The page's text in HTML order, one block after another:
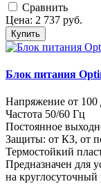
Cравнить
Цена: 2 737 руб.
Купить
Блок питания
Напряжение от 100
Частота 50/60 Гц
Постоянное
Защиты: от КЗ, от
Термостойкий
Предназначен для
на